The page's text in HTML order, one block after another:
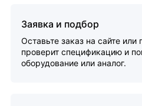
Заявка и подбор
Оставьте заказ на сайте
проверит спецификацию и
оборудование или аналог.